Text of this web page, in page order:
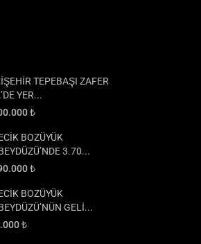
TEPEBAŞI ZAFER
YER...
₺
BOZÜYÜK
3.70...
₺
BOZÜYÜK
GELİ...
₺